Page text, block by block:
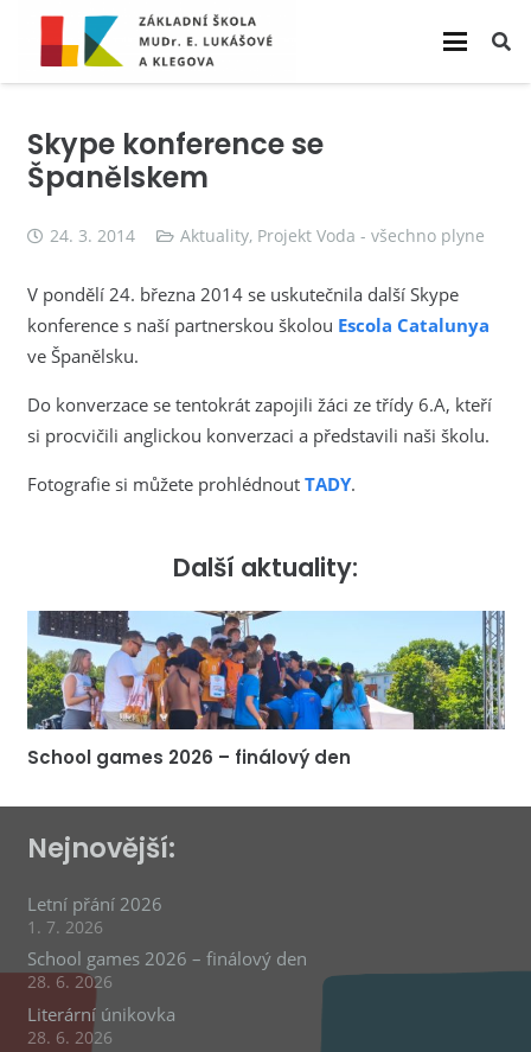
Skype konference se
Španělskem
24. 3. 2014 Aktuality, Projekt Voda - všechno plyne
V pondělí 24. března 2014 se uskutečnila další Skype
konference s naší partnerskou školou Escola Catalunya
ve Španělsku.
Do konverzace se tentokrát zapojili žáci ze třídy 6.A, kteří
si procvičili anglickou konverzaci a představili naši školu.
Fotografie si můžete prohlédnout TADY.
Další aktuality:
School games 2026 – finálový den
Nejnovější:
Letní přání 2026
1. 7. 2026
School games 2026 – finálový den
28. 6. 2026
Literární únikovka
28. 6. 2026